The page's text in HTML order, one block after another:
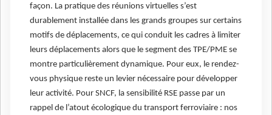
façon. La pratique des réunions virtuelles s’est
durablement installée dans les grands groupes sur certains
motifs de déplacements, ce qui conduit les cadres à limiter
leurs déplacements alors que le segment des TPE/PME se
montre particulièrement dynamique. Pour eux, le rendez-
vous physique reste un levier nécessaire pour développer
leur activité. Pour SNCF, la sensibilité RSE passe par un
rappel de l’atout écologique du transport ferroviaire : nos